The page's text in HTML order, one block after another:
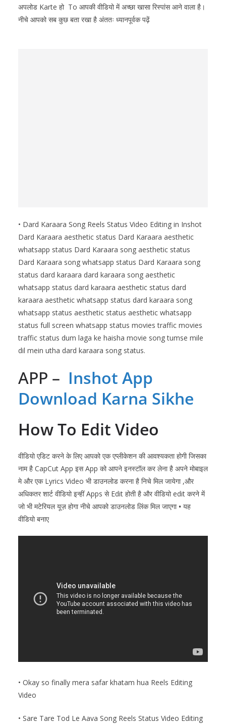
अपलोड Karte हो To आपकी वीडियो में अच्छा खासा रिस्पांस आने वाला है।
नीचे आपको सब कुछ बता रखा है अंततः ध्यानपूर्वक पढ़ें
• Dard Karaara Song Reels Status Video Editing in Inshot
Dard Karaara aesthetic status Dard Karaara aesthetic
whatsapp status Dard Karaara song aesthetic status
Dard Karaara song whatsapp status Dard Karaara song
status dard karaara dard karaara song aesthetic
whatsapp status dard karaara aesthetic status dard
karaara aesthetic whatsapp status dard karaara song
whatsapp status aesthetic status aesthetic whatsapp
status full screen whatsapp status movies traffic movies
traffic status dum laga ke haisha movie song tumse mile
dil mein utha dard karaara song status.
APP – Inshot App
Download Karna Sikhe
How To Edit Video
वीडियो एडिट करने के लिए आपको एक एप्लीकेशन की आवश्यकता होगी जिसका
नाम है CapCut App इस App को आपने इनस्टॉल कर लेना है अपने मोबाइल
मे और एक Lyrics Video भी डाउनलोड करना है निचे मिल जायेगा ,और
अधिकतर शार्ट वीडियो इन्हीं Apps से Edit होती है और वीडियो edit करने में
जो भी मटेरियल यूज़ होगा नीचे आपको डाउनलोड लिंक मिल जाएगा • यह
वीडियो बनाए
• Okay so finally mera safar khatam hua Reels Editing
Video
• Sare Tare Tod Le Aava Song Reels Status Video Editing